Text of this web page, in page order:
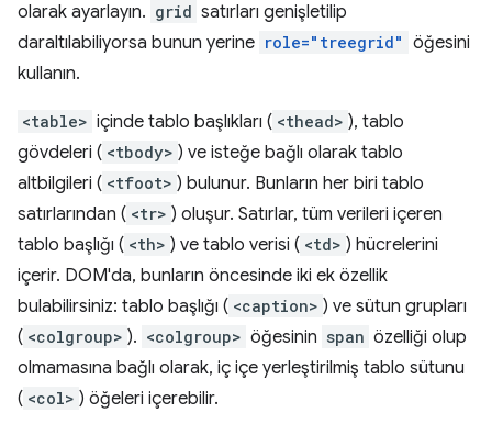
olarak ayarlayın. grid satırları genişletilip
daraltılabiliyorsa bunun yerine role="treegrid" öğesini
kullanın.
<table> içinde tablo başlıkları ( <thead> ), tablo
gövdeleri ( <tbody> ) ve isteğe bağlı olarak tablo
altbilgileri ( <tfoot> ) bulunur. Bunların her biri tablo
satırlarından ( <tr> ) oluşur. Satırlar, tüm verileri içeren
tablo başlığı ( <th> ) ve tablo verisi ( <td> ) hücrelerini
içerir. DOM'da, bunların öncesinde iki ek özellik
bulabilirsiniz: tablo başlığı ( <caption> ) ve sütun grupları
( <colgroup> ). <colgroup> öğesinin span özelliği olup
olmamasına bağlı olarak, iç içe yerleştirilmiş tablo sütunu
( <col> ) öğeleri içerebilir.